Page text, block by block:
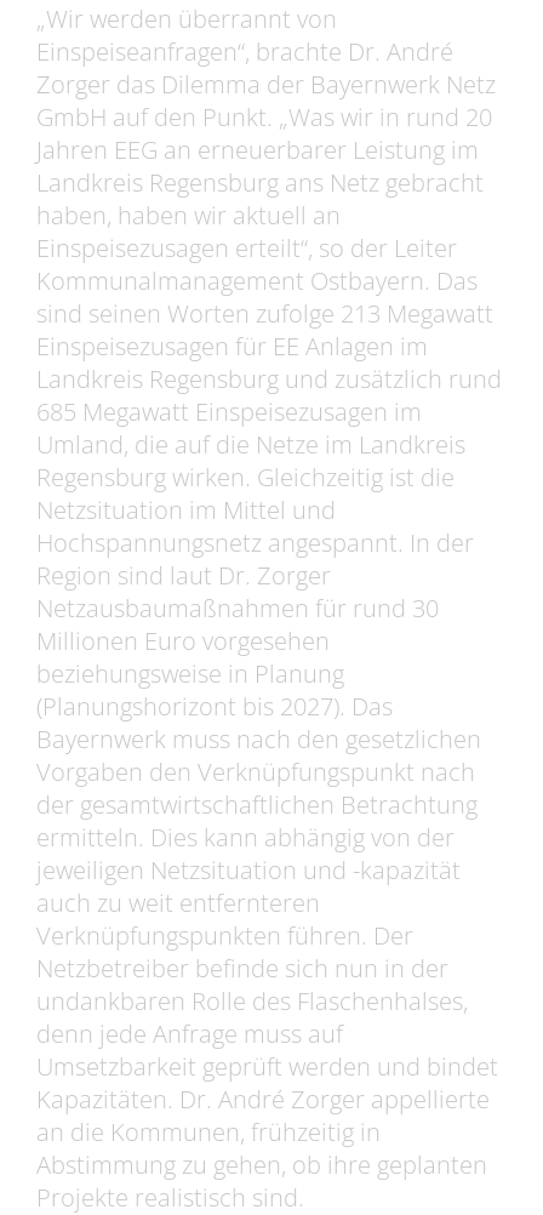
„Wir werden überrannt von
Einspeiseanfragen“, brachte Dr. André
Zorger das Dilemma der Bayernwerk Netz
GmbH auf den Punkt. „Was wir in rund 20
Jahren EEG an erneuerbarer Leistung im
Landkreis Regensburg ans Netz gebracht
haben, haben wir aktuell an
Einspeisezusagen erteilt“, so der Leiter
Kommunalmanagement Ostbayern. Das
sind seinen Worten zufolge 213 Megawatt
Einspeisezusagen für EE Anlagen im
Landkreis Regensburg und zusätzlich rund
685 Megawatt Einspeisezusagen im
Umland, die auf die Netze im Landkreis
Regensburg wirken. Gleichzeitig ist die
Netzsituation im Mittel und
Hochspannungsnetz angespannt. In der
Region sind laut Dr. Zorger
Netzausbaumaßnahmen für rund 30
Millionen Euro vorgesehen
beziehungsweise in Planung
(Planungshorizont bis 2027). Das
Bayernwerk muss nach den gesetzlichen
Vorgaben den Verknüpfungspunkt nach
der gesamtwirtschaftlichen Betrachtung
ermitteln. Dies kann abhängig von der
jeweiligen Netzsituation und -kapazität
auch zu weit entfernteren
Verknüpfungspunkten führen. Der
Netzbetreiber befinde sich nun in der
undankbaren Rolle des Flaschenhalses,
denn jede Anfrage muss auf
Umsetzbarkeit geprüft werden und bindet
Kapazitäten. Dr. André Zorger appellierte
an die Kommunen, frühzeitig in
Abstimmung zu gehen, ob ihre geplanten
Projekte realistisch sind.